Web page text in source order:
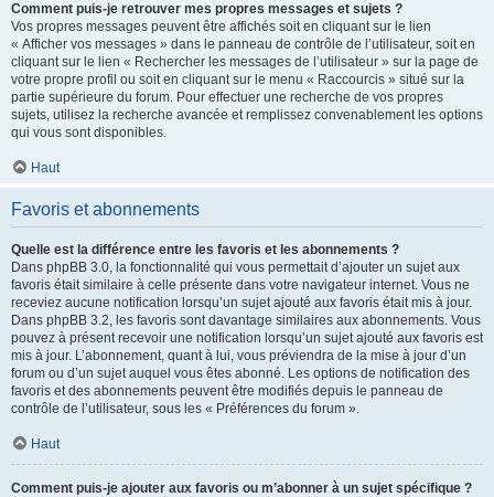
Comment puis-je retrouver mes propres messages et sujets ?
Vos propres messages peuvent être affichés soit en cliquant sur le lien
« Afficher vos messages » dans le panneau de contrôle de l’utilisateur, soit en
cliquant sur le lien « Rechercher les messages de l’utilisateur » sur la page de
votre propre profil ou soit en cliquant sur le menu « Raccourcis » situé sur la
partie supérieure du forum. Pour effectuer une recherche de vos propres
sujets, utilisez la recherche avancée et remplissez convenablement les options
qui vous sont disponibles.
Haut
Favoris et abonnements
Quelle est la différence entre les favoris et les abonnements ?
Dans phpBB 3.0, la fonctionnalité qui vous permettait d’ajouter un sujet aux
favoris était similaire à celle présente dans votre navigateur internet. Vous ne
receviez aucune notification lorsqu’un sujet ajouté aux favoris était mis à jour.
Dans phpBB 3.2, les favoris sont davantage similaires aux abonnements. Vous
pouvez à présent recevoir une notification lorsqu’un sujet ajouté aux favoris est
mis à jour. L’abonnement, quant à lui, vous préviendra de la mise à jour d’un
forum ou d’un sujet auquel vous êtes abonné. Les options de notification des
favoris et des abonnements peuvent être modifiés depuis le panneau de
contrôle de l’utilisateur, sous les « Préférences du forum ».
Haut
Comment puis-je ajouter aux favoris ou m’abonner à un sujet spécifique ?